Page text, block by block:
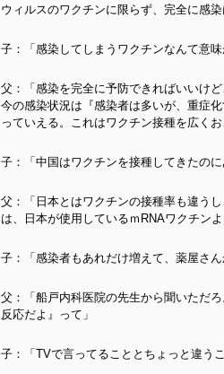
ウィルスのワクチンに限らず、完全に感
子：「感染してしまうワクチンなんて意味
父：「感染を完全に予防できればいいけ
今の感染状況は『感染者は多いが、重症
っていえる。これはワクチン接種を広く
子：「中国はワクチンを接種してきたのに
父：「日本とはワクチンの接種率も違う
は、日本が使用しているｍRNAワクチン
子：「感染者もあれだけ増えて、薬屋さ
父：「船戸内科医院の先生から聞いただ
反応だよ』って」
子：「TVで言ってることとちょっと違う